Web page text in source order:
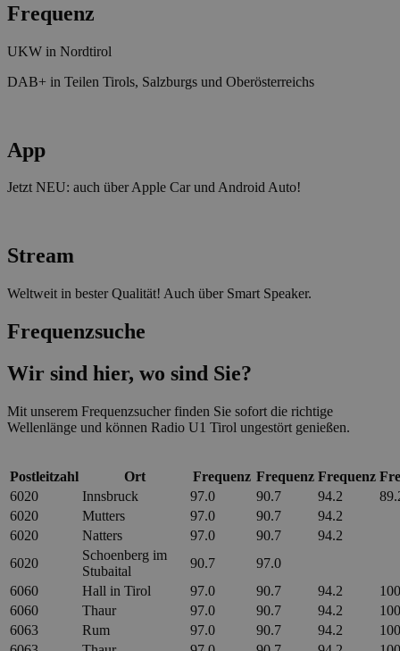
Frequenz
UKW in Nordtirol
DAB+ in Teilen Tirols, Salzburgs und Oberösterreichs
App
Jetzt NEU: auch über Apple Car und Android Auto!
Stream
Weltweit in bester Qualität! Auch über Smart Speaker.
Frequenz­suche
Wir sind hier, wo sind Sie?
Mit unserem Frequenzsucher finden Sie sofort die richtige
Wellenlänge und können Radio U1 Tirol ungestört genießen.
Postleitzahl Ort Frequenz Frequenz Frequenz
6020
Innsbruck 97.0 90.7 94.2
6020
Mutters 97.0 90.7
94.2
6020
Natters 97.0 90.7
94.2
6020
Schoenberg im
Stubaital
90.7
97.0
6060
Hall in Tirol 97.0 90.7 94.2
6060
Thaur 97.0 90.7 94.2
6063
Rum 97.0 90.7 94.2